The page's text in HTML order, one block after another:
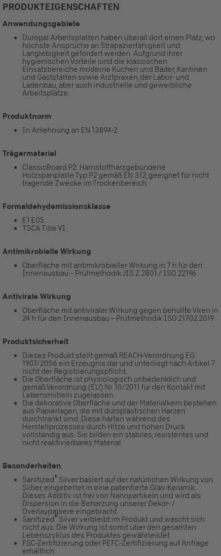
PRODUKTEIGENSCHAFTEN
Anwendungsgebiete
Duropal Arbeitsplatten haben überall dort einen Platz, wo
höchste Ansprüche an Strapazierfähigkeit und
Langlebigkeit gefordert werden. Aufgrund ihrer
hygienischen Vorteile sind die klassischen
Einsatzbereiche moderne Küchen und Bäder, Kantinen
und Gaststätten sowie Arztpraxen, der Labor- und
Ladenbau, aber auch industrielle und gewerbliche
Arbeitsplätze.
Produktnorm
In Anlehnung an EN 13894-2
Trägermaterial
ClassicBoard P2: Harnstoffharzgebundene
Holzspanplatte Typ P2 gemäß EN 312, geeignet für nicht
tragende Zwecke im Trockenbereich.
Formaldehydemissionsklasse
E1 E05
TSCA Title VI
Antimikrobielle Wirkung
Oberfläche mit antimikrobieller Wirkung in 7 h für den
Innenausbau – Prüfmethodik JIS Z 2801 / ISO 22196
Antivirale Wirkung
Oberfläche mit antiviraler Wirkung gegen behüllte Viren in
24 h für den Innenausbau – Prüfmethodik ISO 21702:2019
Produktsicherheit
Dieses Produkt stellt gemäß REACH-Verordnung EG
1907/2006 ein Erzeugnis dar und unterliegt nach Artikel 7
nicht der Registrierungspflicht.
Die Oberfläche ist physiologisch unbedenklich und
gemäß Verordnung (EU) Nr. 10/2011 für den Kontakt mit
Lebensmitteln zugelassen.
Die dekorative Oberfläche und der Materialkern bestehen
aus Papierlagen, die mit duroplastischen Harzen
durchtränkt sind. Diese härten während des
Herstellprozesses durch Hitze und hohen Druck
vollständig aus. Sie bilden ein stabiles, resistentes und
nicht reaktivierbares Material.
Besonderheiten
Sanitized® Silver basiert auf der natürlichen Wirkung von
Silber, eingebettet in eine patentierte Glas-Keramik.
Dieses Additiv ist frei von Nanopartikeln und wird als
Dispersion in die Beharzung unserer Dekor- /
Overlaypapiere eingebracht.
Sanitized® Silver verbleibt im Produkt und wäscht sich
nicht aus. Die Wirkung ist somit über den gesamten
Lebenszyklus des Produktes gewährleistet.
FSC-Zertifizierung oder PEFC-Zertifizierung auf Anfrage
erhältlich.